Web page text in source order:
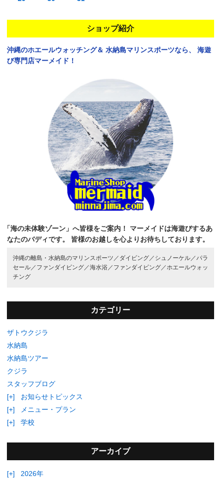
ショップ紹介
沖縄のホエールウォッチング＆ 水納島マリンスポーツなら、
海遊
び専門店マーメイド！
「海の未体験ゾーン」へ皆様をご案内！
マーメイドは海遊びするあ
なたのバディです。
皆様のお越しを心よりお待ちしております。
沖縄の離島・水納島のマリンスポーツ／ ダイビング／ シュノーケル／ パラ
セール／ ファンダイビング／海水浴／ ファンダイビング／ ホエールウォッ
チング
カテゴリー
ザトウクジラ
水納島
水納島ツアー
クジラ
スタッフブログ
[+]
お知らせトピックス
[+]
メニュー・プラン
[+]
学校
アーカイブ
[+]
2026年